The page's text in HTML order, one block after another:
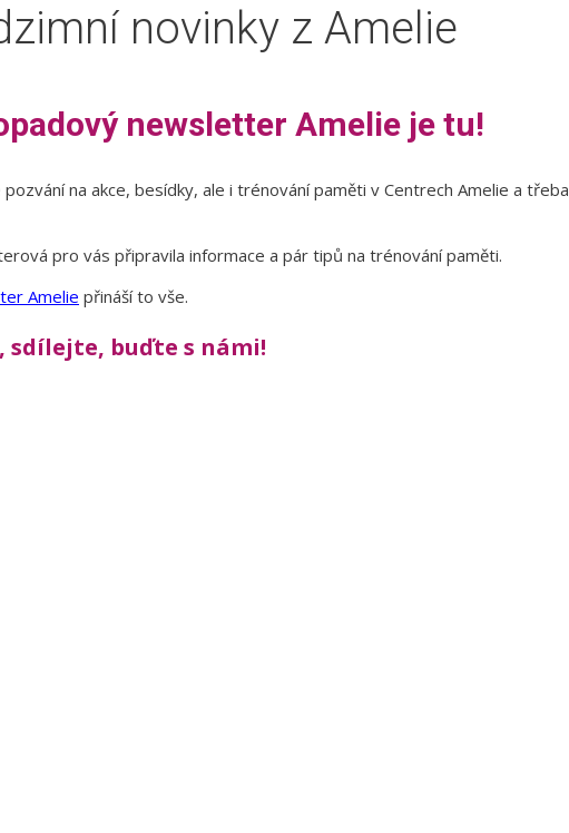
novinky z Amelie
newsletter Amelie je tu!
na akce, besídky, ale i trénování paměti v Centrech Amelie a
pro vás připravila informace a pár tipů na trénování paměti.
Amelie přináší to vše.
sdílejte, buďte s námi!